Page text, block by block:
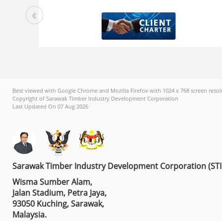
Best viewed with Google Chrome and Mozilla Firefox with 1024 x 768 screen
Copyright of Sarawak Timber Industry Development Corporation
Last Updated On 07 Aug 2026
Sarawak Timber Industry Development Corporation
Wisma Sumber Alam,
Jalan Stadium, Petra Jaya,
93050 Kuching, Sarawak,
Malaysia.